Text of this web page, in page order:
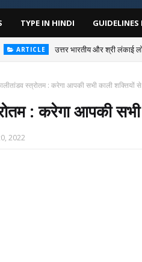
TYPE IN HINDI
ARTICLE उत्तर भारतीय और श्री
स्त्रोतम : करेगा आपकी सभी काली शक्तियों से
: करेगा आपकी सभी
2022